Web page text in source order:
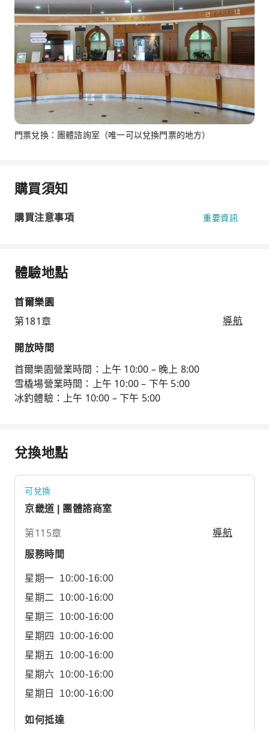
門票兌換：團體諮詢室（唯一可以兌換門票的地方）
購買須知
購買注意事項 重要資訊
體驗地點
首爾樂園
第181章
導航
開放時間
首爾樂園營業時間：上午 10:00 – 晚上 8:00
雪橇場營業時間：上午 10:00 – 下午 5:00
冰釣體驗：上午 10:00 – 下午 5:00
兌換地點
可兌換
京畿道 | 團體諮商室
第115章 導航
服務時間
星期一 10:00-16:00
星期二
10:00-16:00
星期三
10:00-16:00
星期四
10:00-16:00
星期五
10:00-16:00
星期六 10:00-16:00
星期日
10:00-16:00
如何抵達